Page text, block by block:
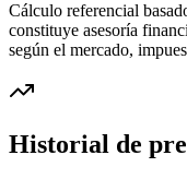
Cálculo referencial
constituye asesoría
según el mercado,
Historial de